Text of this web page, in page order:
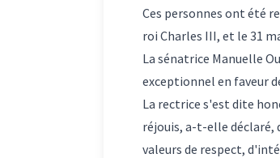
Ces personnes ont été
roi Charles III, et le 31
La sénatrice Manuelle
exceptionnel en faveur
La rectrice s'est dite
réjouis, a-t-elle déclaré,
valeurs de respect,